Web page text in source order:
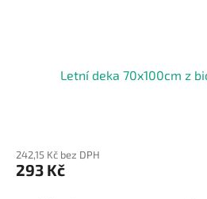
Letní deka 70x100cm z
242,15 Kč bez DPH
293 Kč